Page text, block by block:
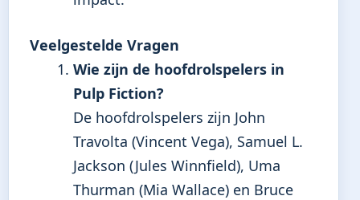
Veelgestelde Vragen
Wie zijn de hoofdrolspelers in
Pulp Fiction?
De hoofdrolspelers zijn John
Travolta (Vincent Vega), Samuel L.
Jackson (Jules Winnfield), Uma
Thurman (Mia Wallace) en Bruce